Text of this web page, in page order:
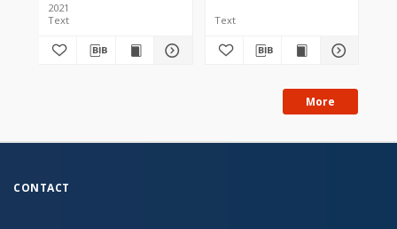
2021
Text
Text
More
CONTACT